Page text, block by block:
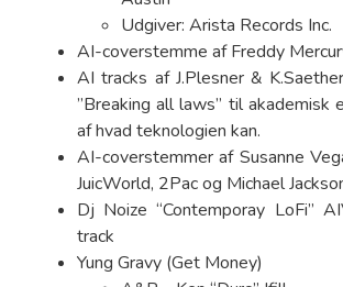
Udgiver: Arista Records Inc.
AI-coverstemme af Freddy
AI tracks af J.Plesner &
”Breaking all laws” til akademisk
af hvad teknologien kan.
AI-coverstemmer af Susanne
JuicWorld, 2Pac og Michael
Dj Noize “Contemporay LoFi”
track
Yung Gravy (Get Money)